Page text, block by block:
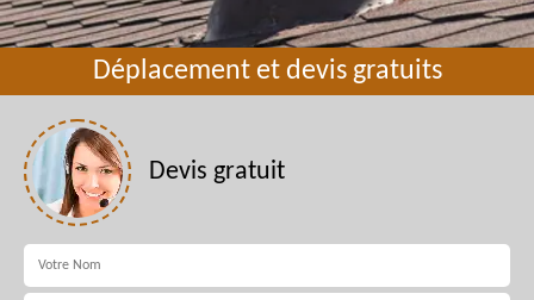
Déplacement et devis gratuits
Devis gratuit